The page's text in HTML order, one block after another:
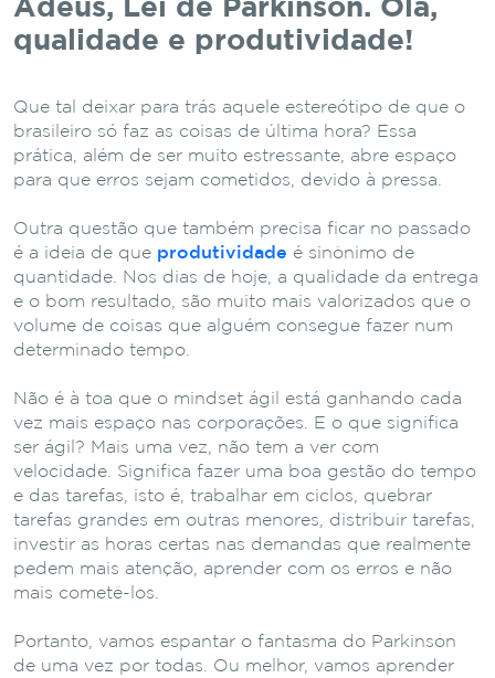
Adeus, Lei de Parkinson. Olá,
qualidade e produtividade!
Que tal deixar para trás aquele estereótipo de que o
brasileiro só faz as coisas de última hora? Essa
prática, além de ser muito estressante, abre espaço
para que erros sejam cometidos, devido à pressa.
Outra questão que também precisa ficar no passado
é a ideia de que produtividade é sinônimo de
quantidade. Nos dias de hoje, a qualidade da entrega
e o bom resultado, são muito mais valorizados que o
volume de coisas que alguém consegue fazer num
determinado tempo.
Não é à toa que o mindset ágil está ganhando cada
vez mais espaço nas corporações. E o que significa
ser ágil? Mais uma vez, não tem a ver com
velocidade. Significa fazer uma boa gestão do tempo
e das tarefas, isto é, trabalhar em ciclos, quebrar
tarefas grandes em outras menores, distribuir tarefas,
investir as horas certas nas demandas que realmente
pedem mais atenção, aprender com os erros e não
mais cometê-los.
Portanto, vamos espantar o fantasma do Parkinson
de uma vez por todas. Ou melhor, vamos aprender